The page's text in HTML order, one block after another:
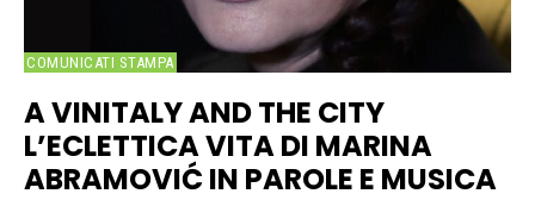
COMUNICATI STAMPA
A VINITALY AND THE CITY
L’ECLETTICA VITA DI MARINA
ABRAMOVIĆ IN PAROLE E MUSICA